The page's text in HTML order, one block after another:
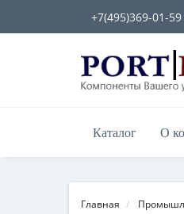
+7(495)369-01-59
Каталог О
Главная